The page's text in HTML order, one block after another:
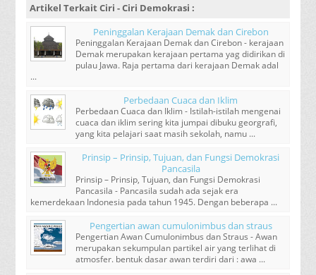
Artikel TerkaitCiri - Ciri Demokrasi :
Peninggalan Kerajaan Demak dan Cirebon
Peninggalan Kerajaan Demak dan Cirebon - kerajaan
Demak merupakan kerajaan pertama yag didirikan di
pulau Jawa. Raja pertama dari kerajaan Demak adal
...
Perbedaan Cuaca dan Iklim
Perbedaan Cuaca dan Iklim - Istilah-istilah mengenai
cuaca dan iklim sering kita jumpai dibuku georgrafi,
yang kita pelajari saat masih sekolah, namu ...
Prinsip – Prinsip, Tujuan, dan Fungsi Demokrasi
Pancasila
Prinsip – Prinsip, Tujuan, dan Fungsi Demokrasi
Pancasila - Pancasila sudah ada sejak era
kemerdekaan Indonesia pada tahun 1945. Dengan beberapa ...
Pengertian awan cumulonimbus dan straus
Pengertian Awan Cumulonimbus dan Straus - Awan
merupakan sekumpulan partikel air yang terlihat di
atmosfer. bentuk dasar awan terdiri dari : awa ...